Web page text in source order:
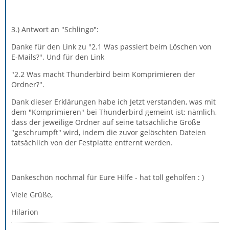
3.) Antwort an "Schlingo":
Danke für den Link zu "2.1 Was passiert beim Löschen von
E-Mails?". Und für den Link
"2.2 Was macht Thunderbird beim Komprimieren der
Ordner?".
Dank dieser Erklärungen habe ich Jetzt verstanden, was mit
dem "Komprimieren" bei Thunderbird gemeint ist: nämlich,
dass der jeweilige Ordner auf seine tatsächliche Größe
"geschrumpft" wird, indem die zuvor gelöschten Dateien
tatsächlich von der Festplatte entfernt werden.
Dankeschön nochmal für Eure Hilfe - hat toll geholfen : )
Viele Grüße,
Hilarion